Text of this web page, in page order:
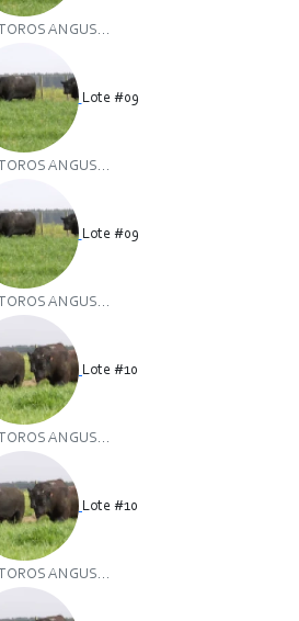
TOROS ANGUS...
Lote #09
TOROS ANGUS...
Lote #09
TOROS ANGUS...
Lote #10
TOROS ANGUS...
Lote #10
TOROS ANGUS...